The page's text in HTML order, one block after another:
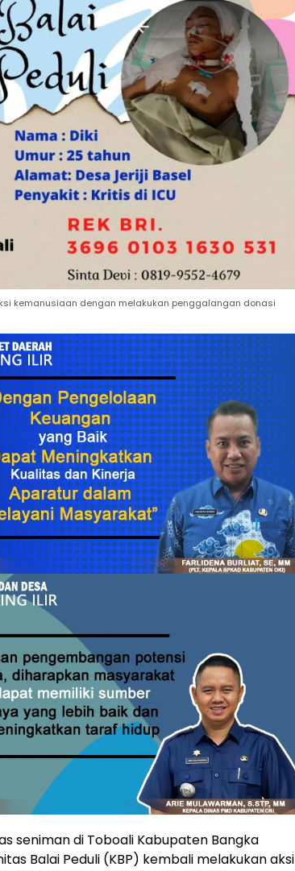
kemanusiaan dengan melakukan penggalangan donasi
seniman di Toboali Kabupaten Bangka
Balai Peduli (KBP) kembali melakukan aksi